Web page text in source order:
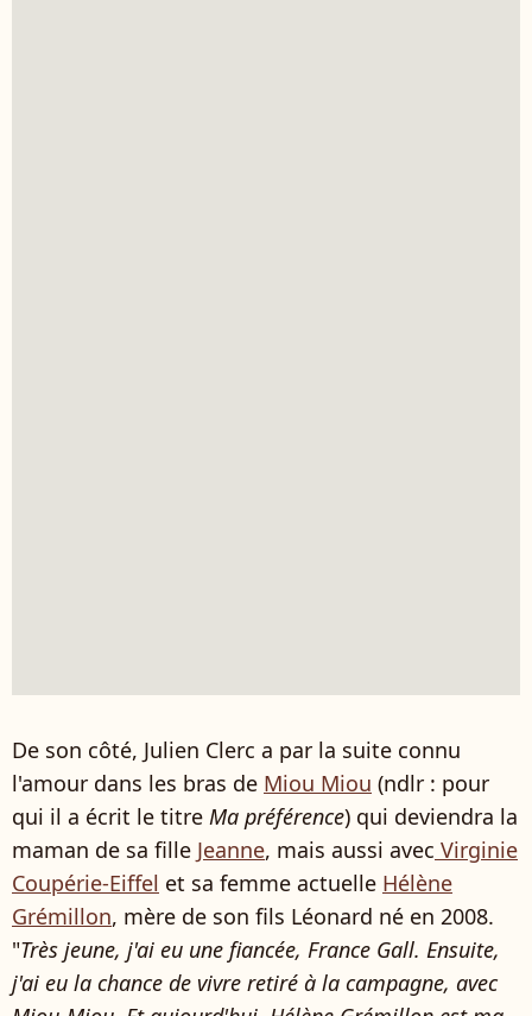
De son côté, Julien Clerc a par la suite connu
l'amour dans les bras de Miou Miou (ndlr : pour
qui il a écrit le titre Ma préférence) qui deviendra la
maman de sa fille Jeanne, mais aussi avec Virginie
Coupérie-Eiffel et sa femme actuelle Hélène
Grémillon, mère de son fils Léonard né en 2008.
"Très jeune, j'ai eu une fiancée, France Gall. Ensuite,
j'ai eu la chance de vivre retiré à la campagne, avec